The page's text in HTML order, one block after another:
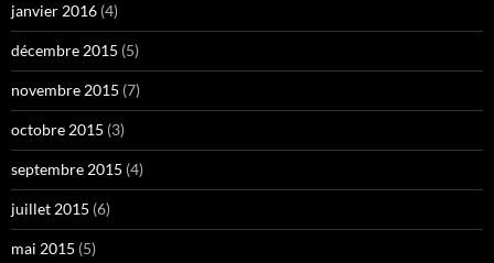
janvier 2016 (4)
décembre 2015 (5)
novembre 2015 (7)
octobre 2015 (3)
septembre 2015 (4)
juillet 2015 (6)
mai 2015 (5)